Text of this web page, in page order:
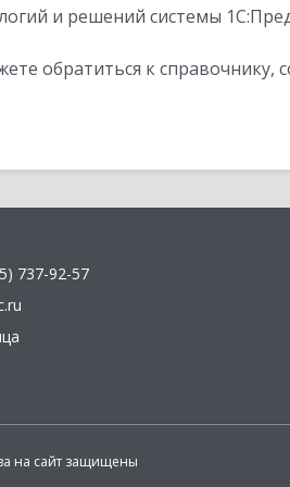
и решений системы
обратиться к справочнику,
737-92-57
на сайт защищены